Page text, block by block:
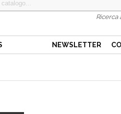
Ricerca
NEWSLETTER